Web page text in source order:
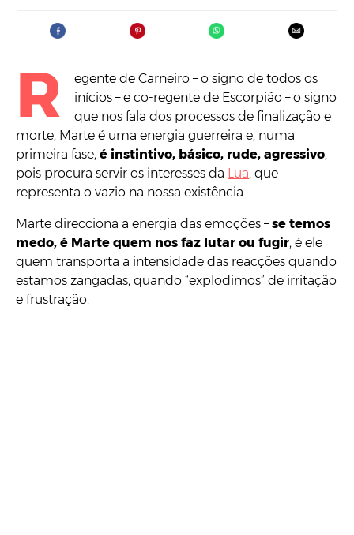
R
egente de Carneiro – o signo de todos os
inícios – e co-regente de Escorpião – o signo
que nos fala dos processos de finalização e
morte, Marte é uma energia guerreira e, numa
primeira fase, é instintivo, básico, rude, agressivo,
pois procura servir os interesses da Lua, que
representa o vazio na nossa existência.
Marte direcciona a energia das emoções –se temos
medo, é Marte quem nos faz lutar ou fugir, é ele
quem transporta a intensidade das reacções quando
estamos zangadas, quando “explodimos” de irritação
e frustração.